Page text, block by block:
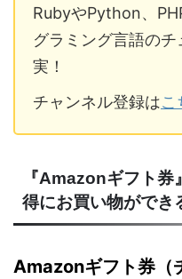
RubyやPython、
グラミング言語の
実！
チャンネル登録はこ
『Amazonギフト
得にお買い物ができ
Amazonギフト券（